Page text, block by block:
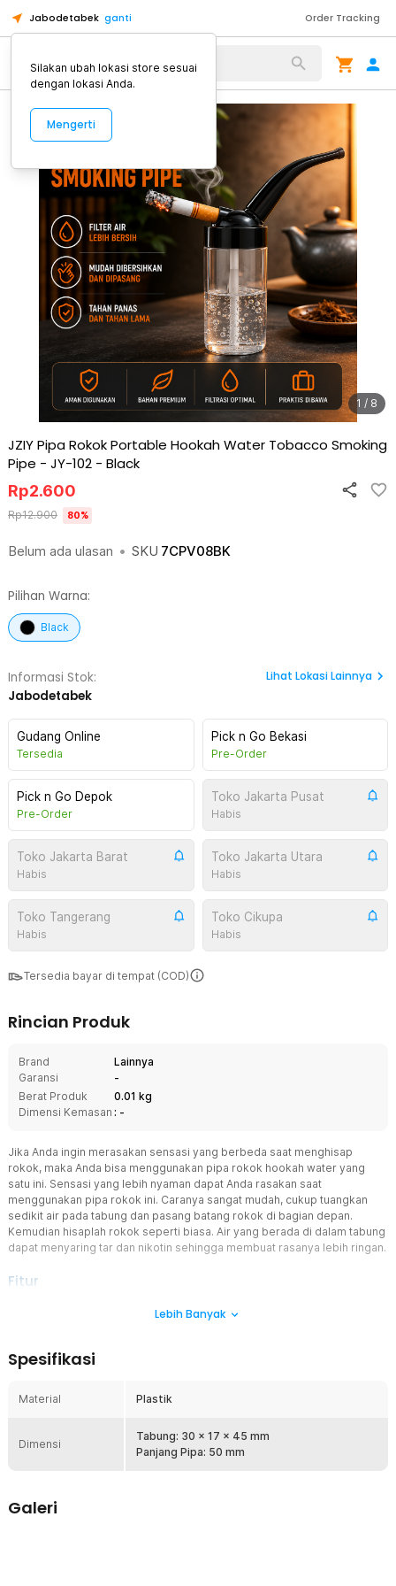
Jabodetabek ganti Order Tracking
Alat Kopi
1 / 8
JZIY Pipa Rokok Portable Hookah Water Tobacco Smoking
Pipe - JY-102 - Black
Belum ada ulasan • SKU 7CPV08BK
Rp2.600
Rp12.900 80%
Pilihan Warna:
Black
Informasi Stok:
Jabodetabek
Lihat Lokasi Lainnya
Gudang Online
Tersedia
Pick n Go Bekasi
Pre-Order
Pick n Go Depok
Pre-Order
Toko Jakarta Pusat
Habis
Toko Jakarta Barat
Habis
Toko Jakarta Utara
Habis
Toko Tangerang
Habis
Toko Cikupa
Habis
Tersedia bayar di tempat (COD)
Rincian Produk
Brand
Lainnya
Garansi
-
Berat Produk
0.01 kg
Dimensi Kemasan : -
Jika Anda ingin merasakan sensasi yang berbeda saat menghisap
rokok, maka Anda bisa menggunakan pipa rokok hookah water yang
satu ini. Sensasi yang lebih nyaman dapat Anda rasakan saat
menggunakan pipa rokok ini. Caranya sangat mudah, cukup tuangkan
sedikit air pada tabung dan pasang batang rokok di bagian depan.
Kemudian hisaplah rokok seperti biasa. Air yang berada di dalam tabung
dapat menyaring tar dan nikotin sehingga membuat rasanya lebih ringan.
Fitur
bahan lainnya akan melewati air dalam pipa. Ini menghasilkan
tradisional. Proses penyaringan ini membantu mengurangi panas
Pipa rokok ini memiliki desain yang sangat ringan dan portabel.
atau piknik. Ini menjadikannya teman yang sempurna untuk
penggemar tembakau yang mobilitas yang tinggi dan selalu
Lebih Banyak
Spesifikasi
Material Plastik
Dimensi
Tabung: 30 x 17 x 45 mm
Panjang Pipa: 50 mm
Galeri
Silakan ubah lokasi store sesuai
dengan lokasi Anda.
Mengerti